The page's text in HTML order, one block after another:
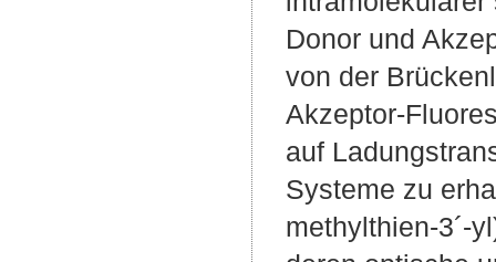
Donor und
von der
Akzeptor-
auf
Systeme zu
methylthien-3´-